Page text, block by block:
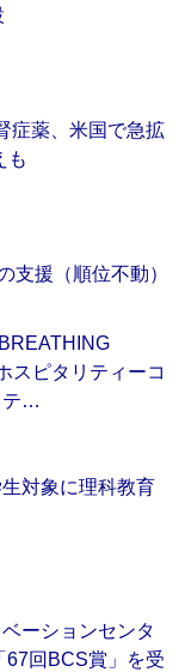
症薬、米国で急拡
も
支援（順位不動）
スピタリティーコ
テ…
生対象に理科教育
ーションセンタ
67回BCS賞」を受